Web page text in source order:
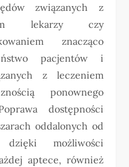
związanych z
lekarzy czy
znacząco
pacjentów i
z leczeniem
ponownego
dostępności
oddalonych od
dzięki możliwości
aptece, również